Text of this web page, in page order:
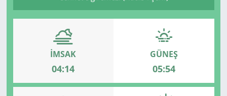
İMSAK
04:14
GÜNEŞ
05:54
Politika